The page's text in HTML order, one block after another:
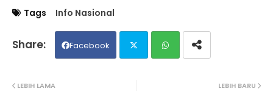
Tags Info Nasional
Facebook
LEBIH BARU
LEBIH LAMA